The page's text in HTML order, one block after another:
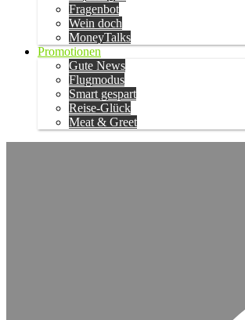
Fragenbot
Wein doch
MoneyTalks
Promotionen
Gute News
Flugmodus
Smart gespart
Reise-Glück
Meat & Greet